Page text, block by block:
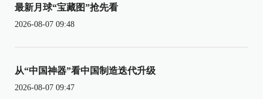
最新月球“宝藏图”抢先看
2026-08-07 09:48
从“中国神器”看中国制造迭代升级
2026-08-07 09:47